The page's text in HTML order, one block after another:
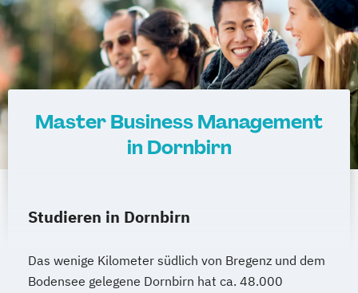
Master Business Management
in Dornbirn
Studieren in Dornbirn
Das wenige Kilometer südlich von Bregenz und dem
Bodensee gelegene Dornbirn hat ca. 48.000